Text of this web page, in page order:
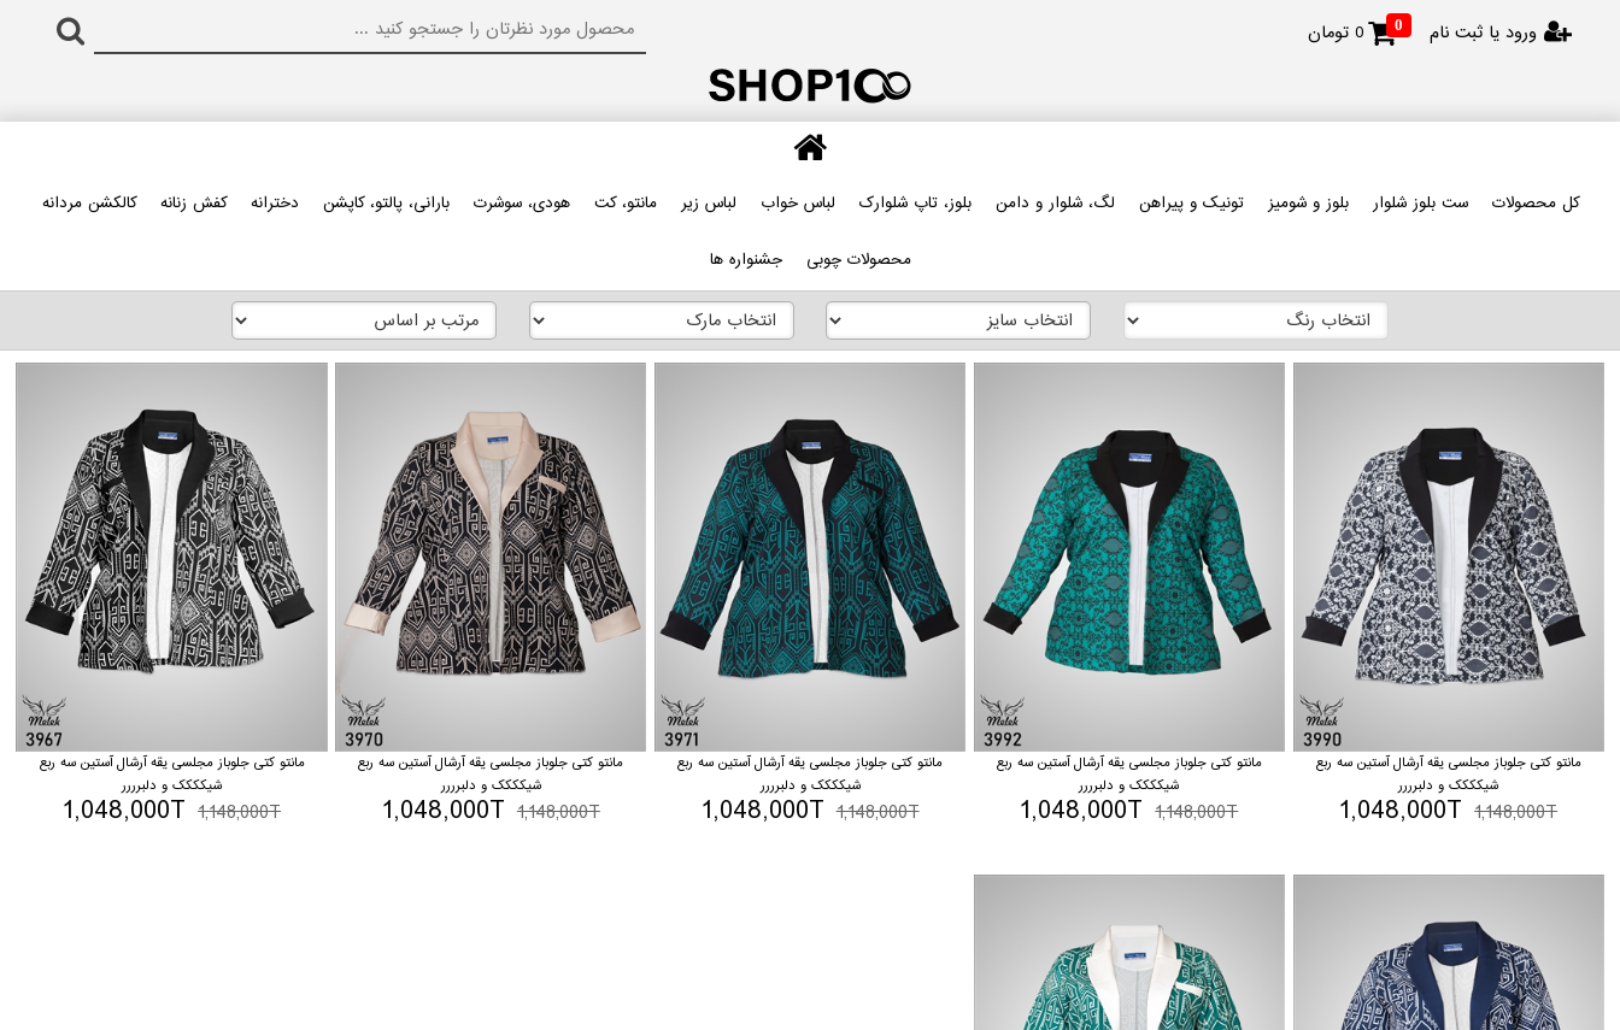
ورود یا ثبت نام 0
0 تومان
کل محصولات ست بلوز شلوار بلوز و شومیز تونیک و پیراهن لگ، شلوار و دامن بلوز، تاپ شلوارک لباس خواب لباس زیر مانتو، کت هودی، سوشرت بارانی، پالتو، کاپشن دخترانه کفش زنانه کالکشن مردانه
محصولات چوبی جشنواره ها
مانتو کتی جلوباز مجلسی یقه آرشال آستین سه ربع
شیکککک و دلبرررر
1,148,000T
1,048,000T
مانتو کتی جلوباز مجلسی یقه آرشال آستین سه ربع
شیکککک و دلبرررر
1,148,000T
1,048,000T
مانتو کتی جلوباز مجلسی یقه آرشال آستین سه ربع
شیکککک و دلبرررر
1,148,000T
1,048,000T
مانتو کتی جلوباز مجلسی یقه آرشال آستین سه ربع
شیکککک و دلبرررر
1,148,000T
1,048,000T
مانتو کتی جلوباز مجلسی یقه آرشال آستین سه ربع
شیکککک و دلبرررر
1,148,000T
1,048,000T